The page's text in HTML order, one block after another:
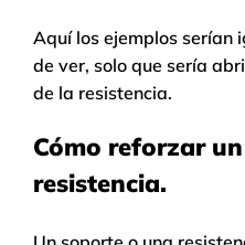
Aquí los ejemplos serían
de ver, solo que sería
de la resistencia.
Cómo reforzar
resistencia.